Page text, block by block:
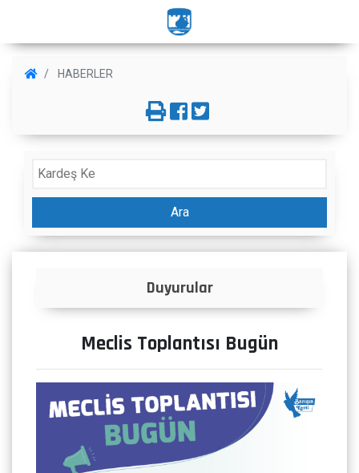
HABERLER
Ara
Duyurular
Meclis Toplantısı Bugün